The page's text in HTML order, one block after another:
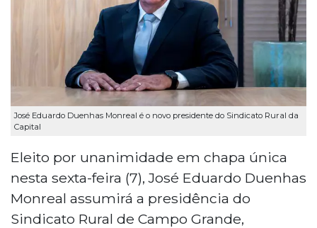
José Eduardo Duenhas Monreal é o novo presidente do Sindicato Rural da
Capital
Eleito por unanimidade em chapa única
nesta sexta-feira (7), José Eduardo Duenhas
Monreal assumirá a presidência do
Sindicato Rural de Campo Grande,